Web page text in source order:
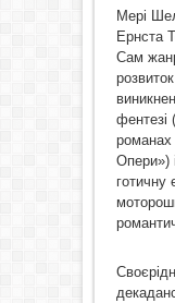
Мері
Ернста
Сам
фентезі
романах
Опери»)
готичну